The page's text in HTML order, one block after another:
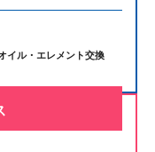
イル・エレメント交換